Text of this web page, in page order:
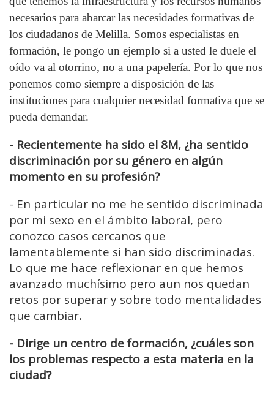
necesarios para abarcar las necesidades formativas de
los ciudadanos de Melilla. Somos especialistas en
formación, le pongo un ejemplo si a usted le duele el
oído va al otorrino, no a una papelería. Por lo que nos
ponemos como siempre a disposición de las
instituciones para cualquier necesidad formativa que se
pueda demandar.
- Recientemente ha sido el 8M, ¿ha sentido
discriminación por su género en algún
momento en su profesión?
- En particular no me he sentido discriminada
por mi sexo en el ámbito laboral, pero
conozco casos cercanos que
lamentablemente si han sido discriminadas.
Lo que me hace reflexionar en que hemos
avanzado muchísimo pero aun nos quedan
retos por superar y sobre todo mentalidades
que cambiar.
- Dirige un centro de formación, ¿cuáles son
los problemas respecto a esta materia en la
ciudad?